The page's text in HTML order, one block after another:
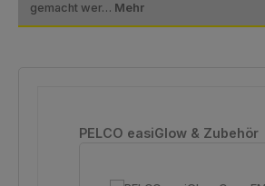
gemacht wer… Mehr
Produktgalerie überspringen
PELCO easiGlow & Zubehör